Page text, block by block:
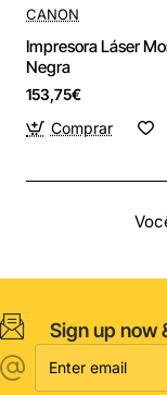
CANON
Impresora Láser
Negra
153,75€
Comprar
Sign up now
Enter
email